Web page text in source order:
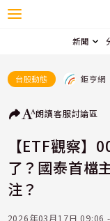
新聞
台股動態 鉅亨網
朗讀客服討論區
【ETF觀察】
了？國泰首檔
注？
2026年03月17日 09:06